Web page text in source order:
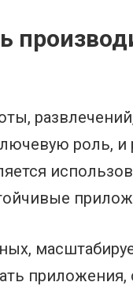
роль, и